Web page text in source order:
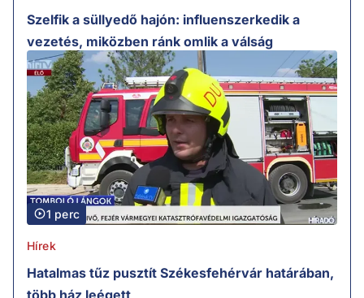
Szelfik a süllyedő hajón: influenszerkedik a
vezetés, miközben ránk omlik a válság
1 perc
Hírek
Hatalmas tűz pusztít Székesfehérvár határában,
több ház leégett